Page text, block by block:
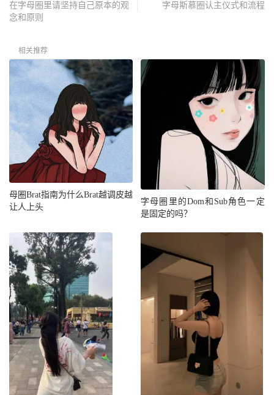
在字母圈里请坚持自己原本的观
念和原则
字母斯慕圈认主仪式和流程
相关推荐
母圈Brat指南为什么Brat越调皮越
让人上头
字母圈里的Dom和Sub角色一定
是固定的吗？